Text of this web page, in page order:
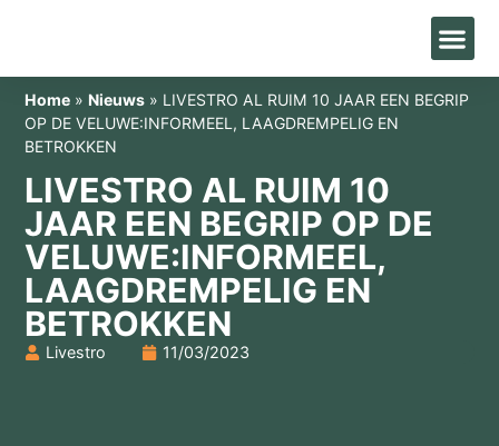
Home » Nieuws » LIVESTRO AL RUIM 10 JAAR EEN BEGRIP
OP DE VELUWE:INFORMEEL, LAAGDREMPELIG EN
BETROKKEN
LIVESTRO AL RUIM 10
JAAR EEN BEGRIP OP DE
VELUWE:INFORMEEL,
LAAGDREMPELIG EN
BETROKKEN
Livestro 11/03/2023